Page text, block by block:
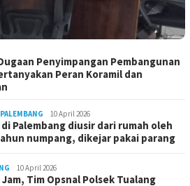
Penyimpangan Pembangunan
Peran Koramil dan
PALEMBANG 10 April 2026
Palembang diusir dari rumah oleh
numpang, dikejar pakai parang
10 April 2026
Tim Opsnal Polsek Tualang